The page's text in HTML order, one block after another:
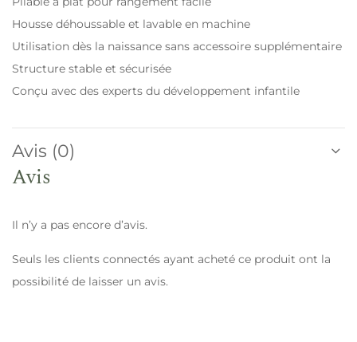
Housse déhoussable et lavable en machine
Utilisation dès la naissance sans accessoire supplémentaire
Structure stable et sécurisée
Conçu avec des experts du développement infantile
Avis (0)
Avis
Il n’y a pas encore d’avis.
Seuls les clients connectés ayant acheté ce produit ont la
possibilité de laisser un avis.